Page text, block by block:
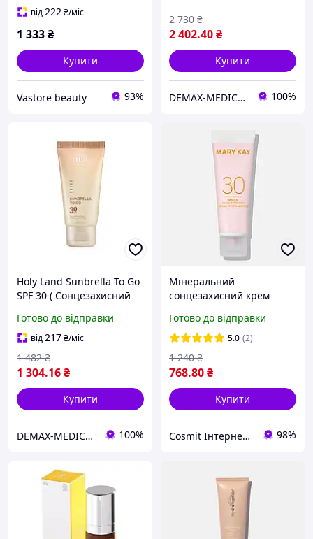
від222₴/міс
1 333₴
Купити
Vastore beauty 93%
2 402.40₴
2 730 ₴
Купити
DEMAX-MEDICARE 100%
Holy Land Sunbrella To Go
SPF 30 ( Сонцезахисний
Готово до відправки
від217₴/міс
1 304.16₴
1 482 ₴
Купити
DEMAX-MEDICARE 100%
Мінеральний
сонцезахисний крем
Готово до відправки
5.0 (2)
768.80₴
1 240 ₴
Купити
Cosmit Інтернет - магазин оригінальної косметики і парфумерії Mary Kay 98%